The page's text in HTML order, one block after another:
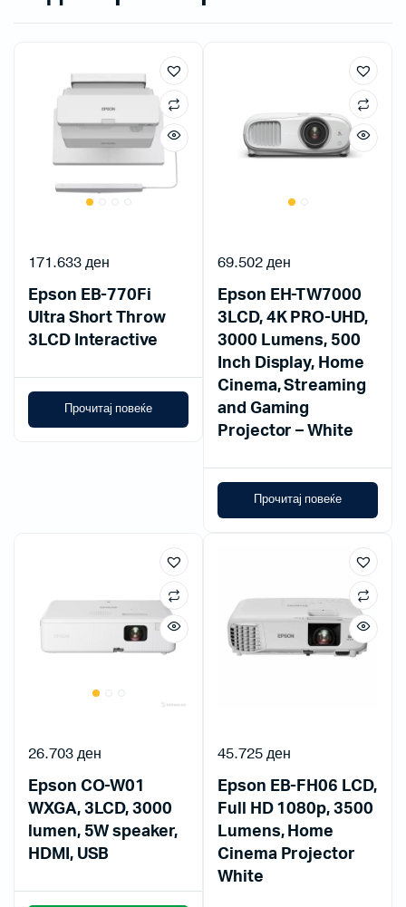
Epson EB-770Fi
Ultra Short Throw
3LCD Interactive
171.633ден
Прочитај повеќе
Epson EH-TW7000
3LCD, 4K PRO-UHD,
3000 Lumens, 500
Inch Display, Home
Cinema, Streaming
and Gaming
Projector – White
69.502ден
Прочитај повеќе
Epson CO-W01
WXGA, 3LCD, 3000
lumen, 5W speaker,
HDMI, USB
26.703ден
Epson EB-FH06 LCD,
Full HD 1080p, 3500
Lumens, Home
Cinema Projector
White
45.725ден